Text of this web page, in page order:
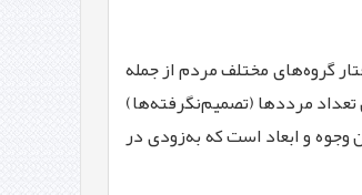
گروه‌های مختلف مردم از جمله
مرددها (تصمیم‌نگرفته‌ها)
وجوه و ابعاد است که به‌زودی در